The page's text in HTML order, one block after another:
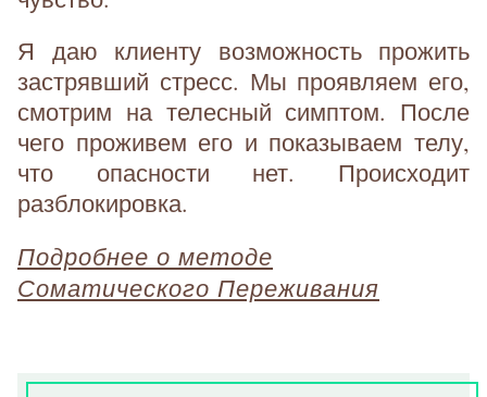
Я даю клиенту возможность прожить
застрявший стресс. Мы проявляем его,
смотрим на телесный симптом. После
чего проживем его и показываем телу,
что опасности нет. Происходит
разблокировка.
Подробнее о методе
Соматического Переживания